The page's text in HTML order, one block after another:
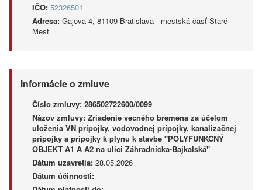
IČO: 52326501
Adresa: Gajova 4, 81109 Bratislava - mestská časť Staré
Mest
Informácie o zmluve
Číslo zmluvy: 286502722600/0099
Názov zmluvy: Zriadenie vecného bremena za účelom
uloženia VN prípojky, vodovodnej prípojky, kanalizačnej
prípojky a prípojky k plynu k stavbe "POLYFUNKČNÝ
OBJEKT A1 A A2 na ulici Záhradnícka-Bajkalská"
Dátum uzavretia: 28.05.2026
Dátum účinnosti: